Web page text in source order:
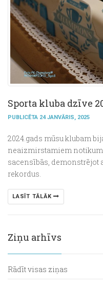
Sporta kluba dzīve
PUBLICĒTA 24 JANVĀRIS, 2025
2024.gads mūsu klubam
neaizmirstamiem
sacensībās, demonstrējot
rekordus.
LASĪT TĀLĀK
Ziņu arhīvs
Rādīt visas ziņas